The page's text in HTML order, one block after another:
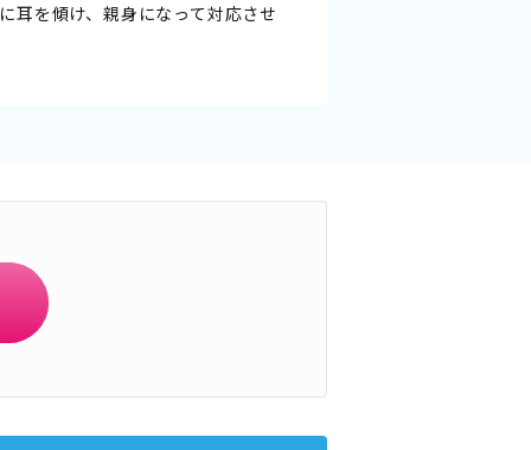
耳を傾け、親身になって対応させ